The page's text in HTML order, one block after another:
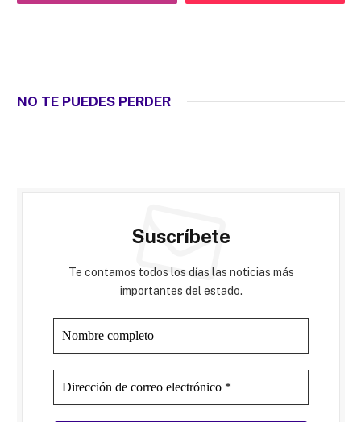
NO TE PUEDES PERDER
Suscríbete
Te contamos todos los días las noticias más
importantes del estado.